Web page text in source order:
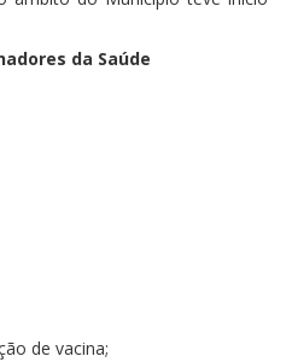
da Saúde
de vacina;